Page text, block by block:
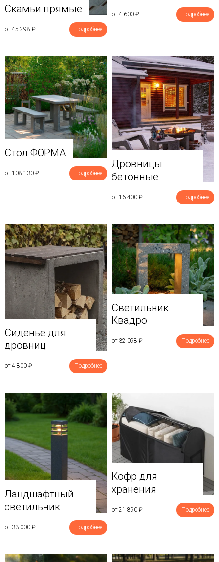
Скамьи прямые
от 45 298 ₽ Подробнее
от 4 600 ₽ Подробнее
Стол ФОРМА
от 108 130 ₽ Подробнее
Дровницы
бетонные
от 16 400 ₽ Подробнее
Сиденье для
дровниц
от 4 800 ₽ Подробнее
Светильник
Квадро
от 32 098 ₽ Подробнее
Ландшафтный
светильник
от 33 000 ₽ Подробнее
Кофр для
хранения
от 21 890 ₽ Подробнее